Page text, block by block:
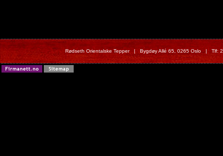
Rødseth Orientalske Tepper | Bygdøy Allé 65, 0265 Oslo |